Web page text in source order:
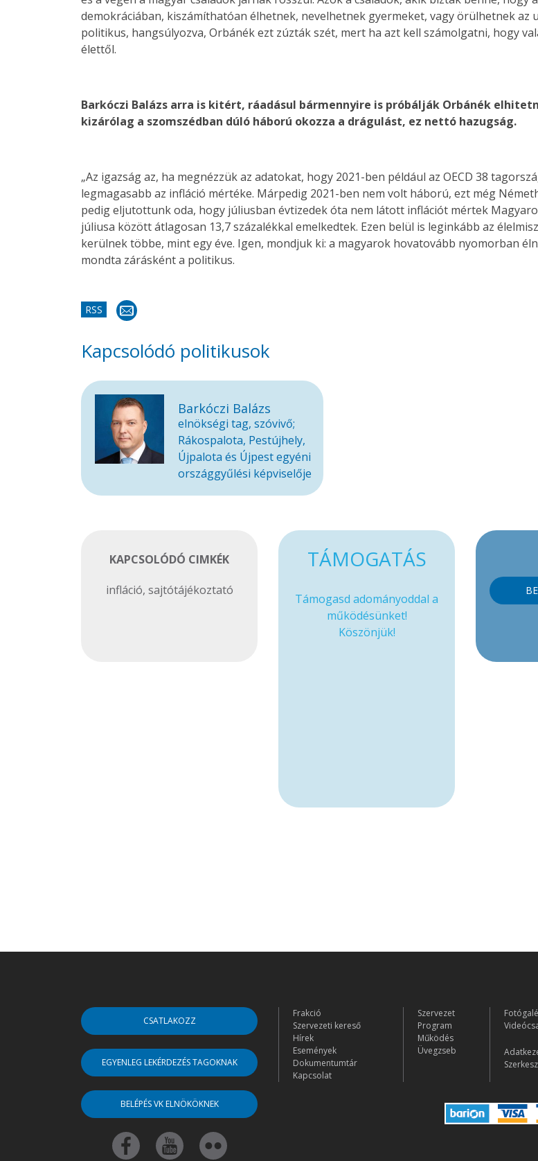
demokráciában, kiszámíthatóan élhetnek, nevelhetnek gyermeket, vagy örülhetnek az
politikus, hangsúlyozva, Orbánék ezt zúzták szét, mert ha azt kell számolgatni, hogy
élettől.
Barkóczi Balázs arra is kitért, ráadásul bármennyire is próbálják Orbánék
kizárólag a szomszédban dúló háború okozza a drágulást, ez nettó hazugság.
„Az igazság az, ha megnézzük az adatokat, hogy 2021-ben például az OECD 38
legmagasabb az infláció mértéke. Márpedig 2021-ben nem volt háború, ezt még
pedig eljutottunk oda, hogy júliusban évtizedek óta nem látott inflációt mértek
júliusa között átlagosan 13,7 százalékkal emelkedtek. Ezen belül is leginkább az
kerülnek többe, mint egy éve. Igen, mondjuk ki: a magyarok hovatovább nyomorban
mondta zárásként a politikus.
RSS
Kapcsolódó politikusok
Barkóczi Balázs
elnökségi tag, szóvivő;
Rákospalota, Pestújhely,
Újpalota és Újpest egyéni
országgyűlési képviselője
KAPCSOLÓDÓ CIMKÉK
infláció, sajtótájékoztató
TÁMOGATÁS
Támogasd adományoddal a
működésünket!
Köszönjük!
CSATLAKOZZ
EGYENLEG LEKÉRDEZÉS TAGOKNAK
BELÉPÉS VK ELNÖKÖKNEK
Frakció
Szervezeti kereső
Hírek
Események
Dokumentumtár
Kapcsolat
Szervezet
Program
Működés
Üvegzseb